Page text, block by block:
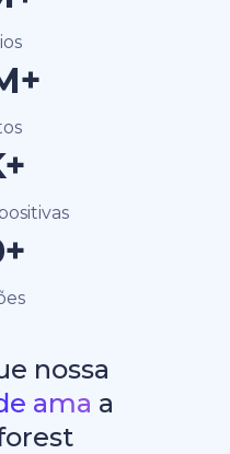
nossa
ama a